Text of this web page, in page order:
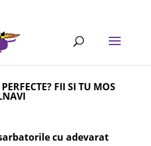
FII SI TU MOS
cu adevarat